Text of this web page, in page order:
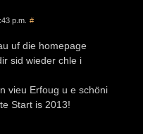
p.m. #
uf die homepage
sid wieder chle i
vieu Erfoug u e schöni
Start is 2013!